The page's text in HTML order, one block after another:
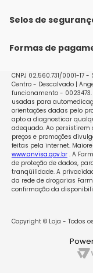
Nossas lojas
Política de Envio
Políticas de Trocas
Selos de
Formas de
CNPJ 02.560.731/0001-17
Centro - Descalvado |
funcionamento -
usadas para
orientações dadas pelo
apto a diagnosticar
adequado. Ao persistirem
preços e promoções
feitas pela internet.
www.anvisa.gov.br. A
de proteção de dados,
tranqüilidade. A
da rede de drogarias
confirmação da
Copyright © Loja - Todos